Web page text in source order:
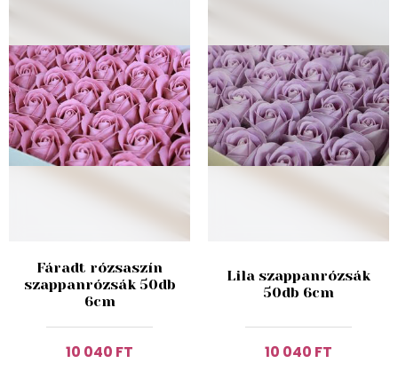
Fáradt rózsaszín
szappanrózsák 50db
6cm
10 040 FT
Lila szappanrózsák
50db 6cm
10 040 FT